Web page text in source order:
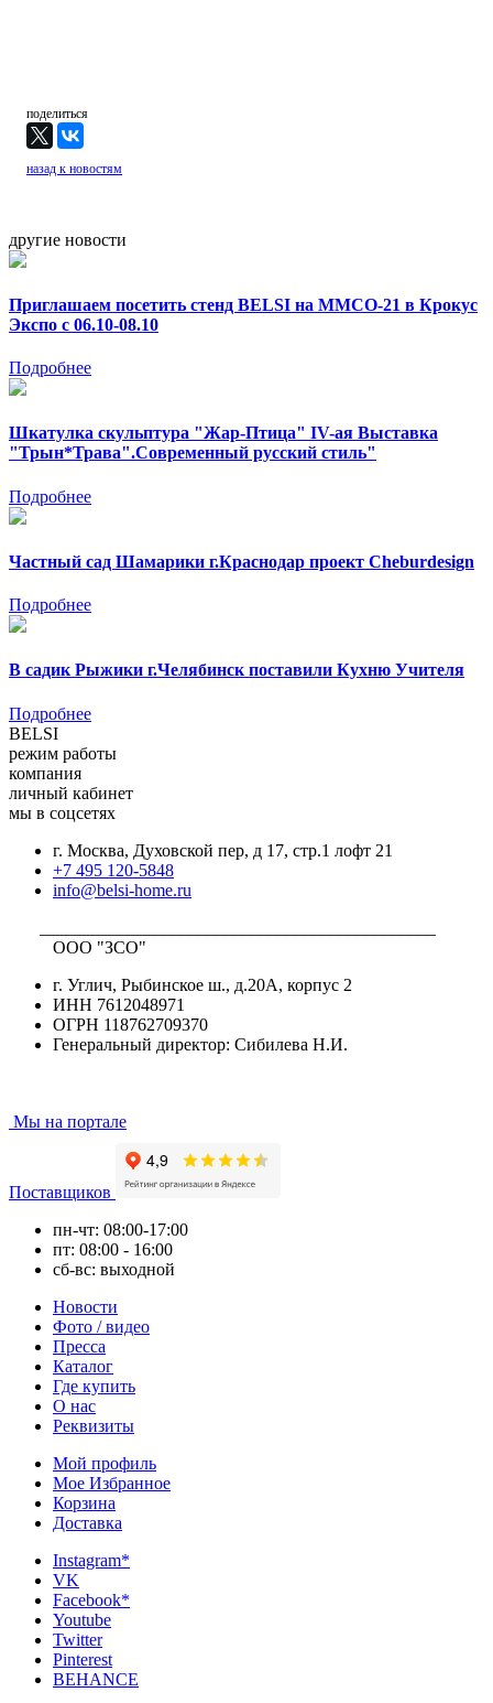
поделиться
назад к новостям
другие новости
Приглашаем посетить стенд BELSI на ММСО-21 в Крокус
Экспо с 06.10-08.10
Подробнее
Шкатулка скульптура "Жар-Птица" IV-ая Выставка
"Трын*Трава".Современный русский стиль"
Подробнее
Частный сад Шамарики г.Краснодар проект Cheburdesign
Подробнее
В садик Рыжики г.Челябинск поставили Кухню Учителя
Подробнее
BELSI
режим работы
компания
личный кабинет
мы в соцсетях
г. Москва, Духовской пер, д 17, стр.1 лофт 21
+7 495 120-5848
info@belsi-home.ru
ООО "ЗСО"
г. Углич, Рыбинское ш., д.20А, корпус 2
ИНН 7612048971
ОГРН 118762709370
Генеральный директор: Сибилева Н.И.
Мы на портале
Поставщиков
пн-чт: 08:00-17:00
пт: 08:00 - 16:00
сб-вс: выходной
Новости
Фото / видео
Пресса
Каталог
Где купить
О нас
Реквизиты
Мой профиль
Мое Избранное
Корзина
Доставка
Instagram*
VK
Facebook*
Youtube
Twitter
Pinterest
BEHANCE